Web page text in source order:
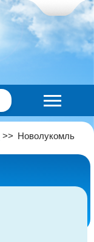
Новолукомль